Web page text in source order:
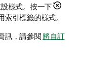
樣式。按一下
引標籤的樣式。
訊，請參閱將自訂